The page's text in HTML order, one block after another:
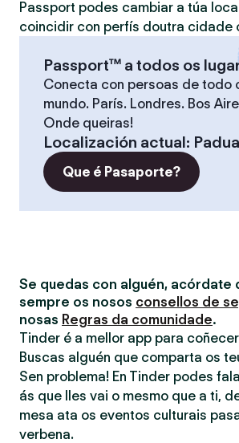
Passport podes cambiar a túa
coincidir con perfís doutra cidade
Passport™ a todos os
Conecta con persoas de todo
mundo. París. Londres. Bos
Onde queiras!
Localización actual: Padua
Que é Pasaporte?
Se quedas con alguén, acórdate
sempre os nosos consellos de
nosas Regras da comunidade.
Tinder é a mellor app para
Buscas alguén que comparta os
Sen problema! En Tinder podes
ás que lles vai o mesmo que a ti,
mesa ata os eventos culturais
verbena.